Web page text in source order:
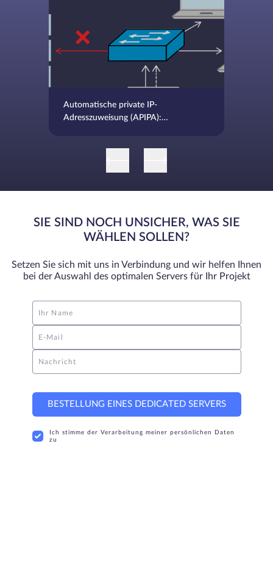
Automatische private IP-
Adresszuweisung (APIPA):
SIE SIND NOCH UNSICHER, WAS SIE
WÄHLEN SOLLEN?
Setzen Sie sich mit uns in Verbindung und wir helfen Ihnen
bei der Auswahl des optimalen Servers für Ihr Projekt
Ihr Name
E-Mail
Nachricht
BESTELLUNG EINES DEDICATED SERVERS
Ich stimme der Verarbeitung meiner persönlichen Daten
zu